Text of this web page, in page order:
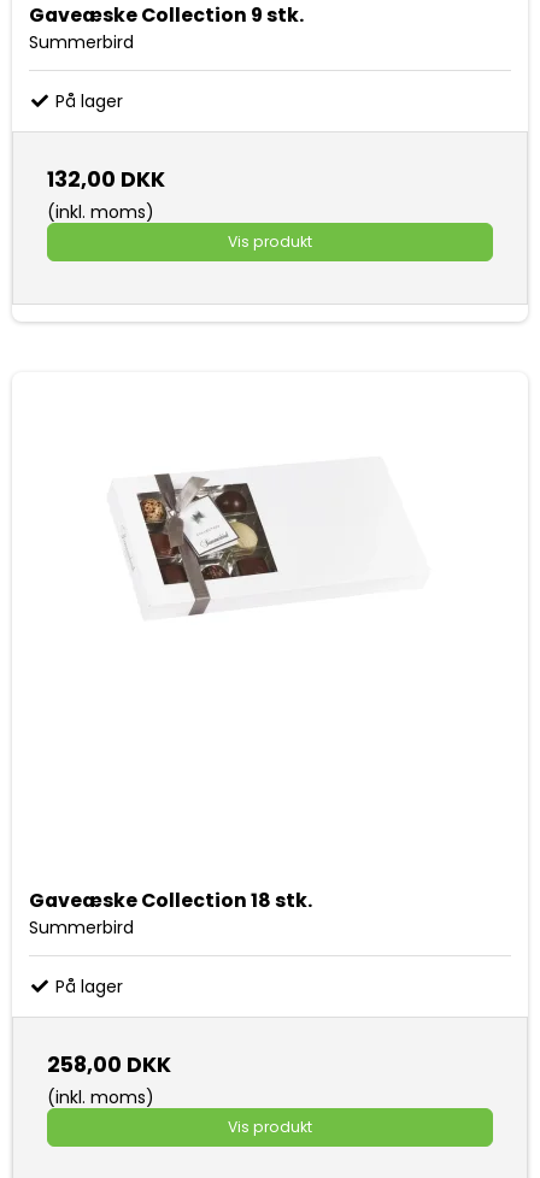
Gaveæske Collection 9 stk.
Summerbird
På lager
132,00 DKK
(inkl. moms)
Vis produkt
Gaveæske Collection 18 stk.
Summerbird
På lager
258,00 DKK
(inkl. moms)
Vis produkt